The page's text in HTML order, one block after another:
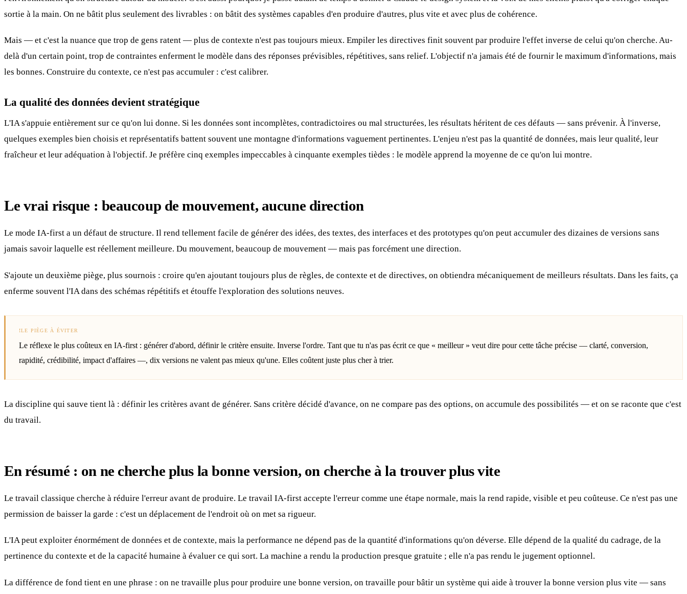
sortie à la main. On ne bâtit plus seulement des livrables : on bâtit des systèmes capables d'en produire d'autres, plus vite et avec plus de cohérence.
Mais — et c'est la nuance que trop de gens ratent — plus de contexte n'est pas toujours mieux. Empiler les directives finit souvent par produire l'effet inverse de celui qu'on cherche. Au-
delà d'un certain point, trop de contraintes enferment le modèle dans des réponses prévisibles, répétitives, sans relief. L'objectif n'a jamais été de fournir le maximum d'informations, mais
les bonnes. Construire du contexte, ce n'est pas accumuler : c'est calibrer.
La qualité des données devient stratégique
L'IA s'appuie entièrement sur ce qu'on lui donne. Si les données sont incomplètes, contradictoires ou mal structurées, les résultats héritent de ces défauts — sans prévenir. À l'inverse,
quelques exemples bien choisis et représentatifs battent souvent une montagne d'informations vaguement pertinentes. L'enjeu n'est pas la quantité de données, mais leur qualité, leur
fraîcheur et leur adéquation à l'objectif. Je préfère cinq exemples impeccables à cinquante exemples tièdes : le modèle apprend la moyenne de ce qu'on lui montre.
Le vrai risque : beaucoup de mouvement, aucune direction
Le mode IA-first a un défaut de structure. Il rend tellement facile de générer des idées, des textes, des interfaces et des prototypes qu'on peut accumuler des dizaines de versions sans
jamais savoir laquelle est réellement meilleure. Du mouvement, beaucoup de mouvement — mais pas forcément une direction.
S'ajoute un deuxième piège, plus sournois : croire qu'en ajoutant toujours plus de règles, de contexte et de directives, on obtiendra mécaniquement de meilleurs résultats. Dans les faits, ça
enferme souvent l'IA dans des schémas répétitifs et étouffe l'exploration des solutions neuves.
!LE PIÈGE À ÉVITER
Le réflexe le plus coûteux en IA-first : générer d'abord, définir le critère ensuite. Inverse l'ordre. Tant que tu n'as pas écrit ce que « meilleur » veut dire pour cette tâche précise — clarté, conversion,
rapidité, crédibilité, impact d'affaires —, dix versions ne valent pas mieux qu'une. Elles coûtent juste plus cher à trier.
La discipline qui sauve tient là : définir les critères avant de générer. Sans critère décidé d'avance, on ne compare pas des options, on accumule des possibilités — et on se raconte que c'est
du travail.
En résumé : on ne cherche plus la bonne version, on cherche à la trouver plus vite
Le travail classique cherche à réduire l'erreur avant de produire. Le travail IA-first accepte l'erreur comme une étape normale, mais la rend rapide, visible et peu coûteuse. Ce n'est pas une
permission de baisser la garde : c'est un déplacement de l'endroit où on met sa rigueur.
L'IA peut exploiter énormément de données et de contexte, mais la performance ne dépend pas de la quantité d'informations qu'on déverse. Elle dépend de la qualité du cadrage, de la
pertinence du contexte et de la capacité humaine à évaluer ce qui sort. La machine a rendu la production presque gratuite ; elle n'a pas rendu le jugement optionnel.
La différence de fond tient en une phrase : on ne travaille plus pour produire une bonne version, on travaille pour bâtir un système qui aide à trouver la bonne version plus vite — sans